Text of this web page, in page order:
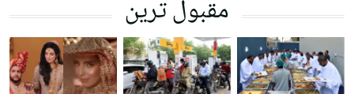
مقبول ترین